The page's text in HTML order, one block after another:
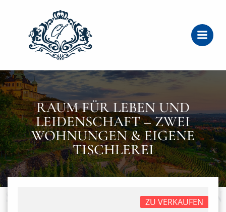
RAUM FÜR LEBEN UND
LEIDENSCHAFT – ZWEI
WOHNUNGEN & EIGENE
TISCHLEREI
ZU VERKAUFEN